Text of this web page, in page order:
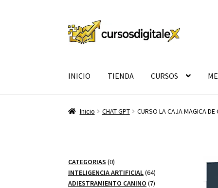
Ir
a
Ir
al
INICIO TIENDA CURSOS
Inicio CHAT GPT CURSO LA CAJA MAGICA
CATEGORIAS 00
productos
INTELIGENCIA ARTIFICIAL 6464
productos
ADIESTRAMIENTO CANINO 77